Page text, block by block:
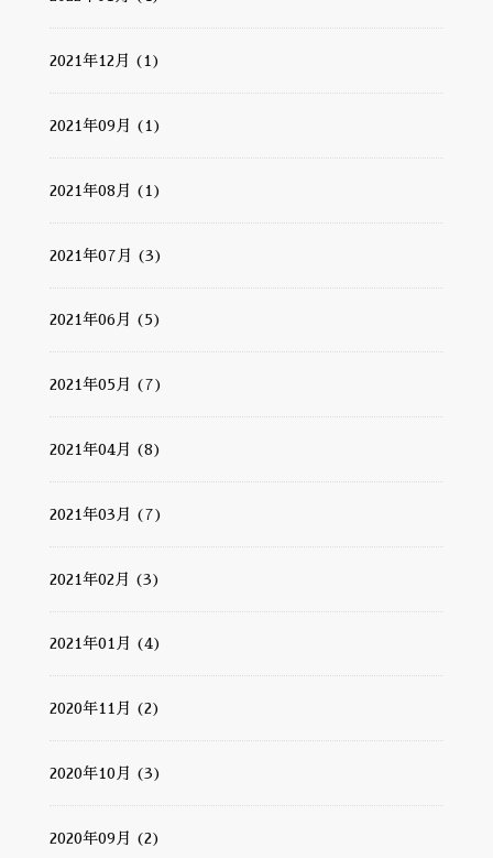
2021年12月 (1)
2021年09月 (1)
2021年08月 (1)
2021年07月 (3)
2021年06月 (5)
2021年05月 (7)
2021年04月 (8)
2021年03月 (7)
2021年02月 (3)
2021年01月 (4)
2020年11月 (2)
2020年10月 (3)
2020年09月 (2)